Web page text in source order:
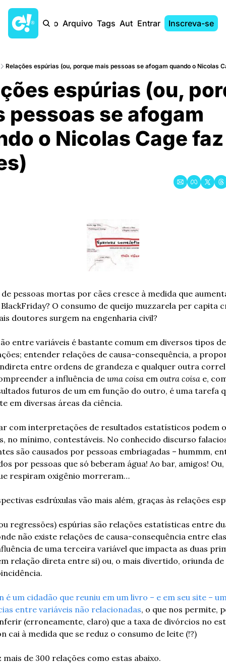
Início Arquivo Tags AutoresEntrar Inscreva-se
Relações espúrias (ou, porque mais pessoas se afogam quando o Nicolas
espúrias (ou,
pessoas se afogam
o Nicolas Cage faz
pessoas mortas por cães cresce à medida que
O consumo de queijo muzzarela per capita
doutores surgem na engenharia civil?
entre variáveis é bastante comum em diversos tipos
entender relações de causa-consequência, a
entre ordens de grandeza e qualquer outra
a influência de uma coisa em outra coisa e,
futuros de um em função do outro, é uma tarefa
em diversas áreas da ciência.
com interpretações de resultados estatísticos podem
no mínimo, contestáveis. No conhecido discurso
são causados por pessoas embriagadas – hummm,
por pessoas que só beberam água! Ao bar, amigos! Ou,
respiram oxigênio morreram…
esdrúxulas vão mais além, graças às relações
regressões) espúrias são relações estatísticas entre
não existe relações de causa-consequência entre
de uma terceira variável que impacta as duas
relação direta entre si) ou, o mais divertido, oriunda de
é um cidadão que reuniu em um livro – e em seu site –
entre variáveis não relacionadas, o que nos permite,
(erroneamente, claro) que a taxa de divórcios no
cai à medida que se reduz o consumo de leite (!?)
de 300 relações como estas abaixo.